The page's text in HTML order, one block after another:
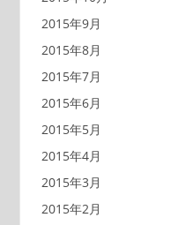
2015年9月
2015年8月
2015年7月
2015年6月
2015年5月
2015年4月
2015年3月
2015年2月